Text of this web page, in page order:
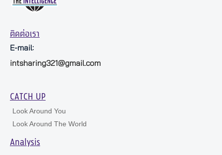
ติดต่อเรา
E-mail:
intsharing321@gmail.com
CATCH UP
Look Around You
Look Around The World
Analysis